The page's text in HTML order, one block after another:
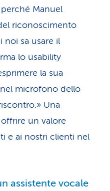
Manuel
riconoscimento
noi sa usare il
lo usability
la sua
microfono dello
Una
un valore
e ai nostri clienti nel
assistente vocale